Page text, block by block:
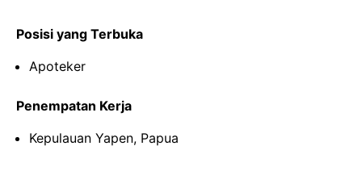
Posisi yang Terbuka
Apoteker
Penempatan Kerja
Kepulauan Yapen, Papua